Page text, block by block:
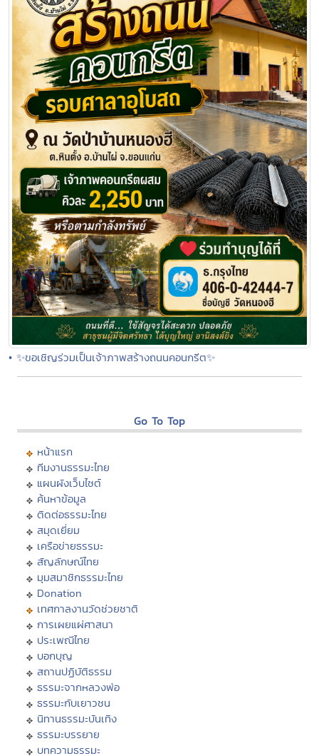
• ✨ขอเชิญร่วมเป็นเจ้าภาพสร้างถนนคอนกรีต✨
Go To Top
หน้าแรก
ทีมงานธรรมะไทย
แผนผังเว็บไซต์
ค้นหาข้อมูล
ติดต่อธรรมะไทย
สมุดเยี่ยม
เครือข่ายธรรมะ
สัญลักษณ์ไทย
มุมสมาชิกธรรมะไทย
Donation
เทศกาลงานวัดช่วยชาติ
การเผยแผ่ศาสนา
ประเพณีไทย
บอกบุญ
สถานปฏิบัติธรรม
ธรรมะจากหลวงพ่อ
ธรรมะกับเยาวชน
นิทานธรรมะบันเทิง
ธรรมะบรรยาย
บทความธรรมะ